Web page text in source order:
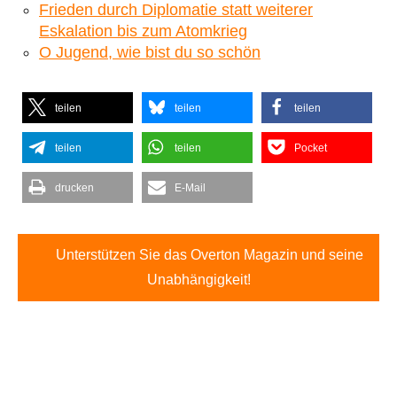
Frieden durch Diplomatie statt weiterer
Eskalation bis zum Atomkrieg
O Jugend, wie bist du so schön
teilen teilen teilen
teilen teilen Pocket
drucken E-Mail
Unterstützen Sie das Overton Magazin und seine
Unabhängigkeit!